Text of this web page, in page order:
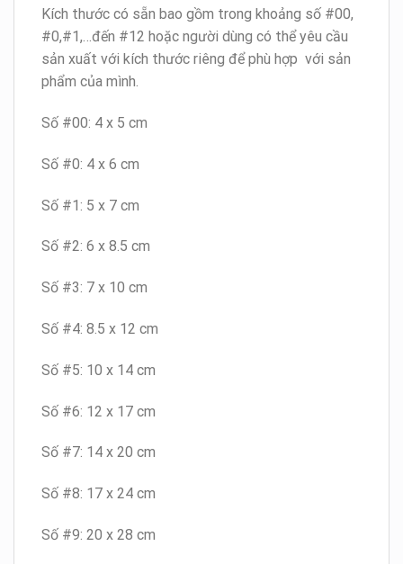
Kích thước có sẵn bao gồm trong khoảng số #00,
#0,#1,…đến #12 hoặc người dùng có thể yêu cầu
sản xuất với kích thước riêng để phù hợp với sản
phẩm của mình.
Số #00: 4 x 5 cm
Số #0: 4 x 6 cm
Số #1: 5 x 7 cm
Số #2: 6 x 8.5 cm
Số #3: 7 x 10 cm
Số #4: 8.5 x 12 cm
Số #5: 10 x 14 cm
Số #6: 12 x 17 cm
Số #7: 14 x 20 cm
Số #8: 17 x 24 cm
Số #9: 20 x 28 cm